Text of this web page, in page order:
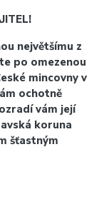
největšímu z
po omezenou
mincovny v
ochotně
vám její
koruna
šťastným